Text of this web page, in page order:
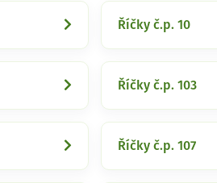
Říčky č.p. 10
Říčky č.p. 103
Říčky č.p. 107